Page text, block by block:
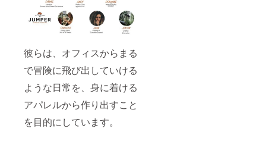
彼らは、オフィスからまる
で冒険に飛び出していける
ような日常を、身に着ける
アパレルから作り出すこと
を目的にしています。